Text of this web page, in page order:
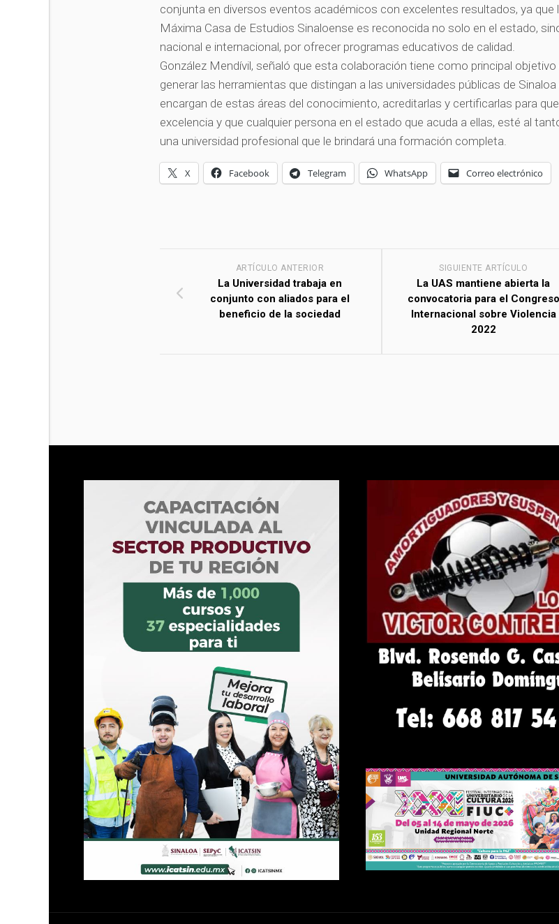
conjunta en diversos eventos académicos con excelentes resultados, ya que
Máxima Casa de Estudios Sinaloense es reconocida no solo en el estado,
nacional e internacional, por ofrecer programas educativos de calidad.
González Mendívil, señaló que esta colaboración tiene como principal objetivo
generar las herramientas que distingan a las universidades públicas de Sinaloa
encargan de estas áreas del conocimiento, acreditarlas y certificarlas para
excelencia y que cualquier persona en el estado que acuda a ellas, esté al
una universidad profesional que le brindará una formación completa.
X Facebook Telegram WhatsApp Correo electrónico
SIGUIENTE ARTÍCULO
La UAS mantiene abierta la
convocatoria para el Congreso
Internacional sobre Violencia
2022
ARTÍCULO ANTERIOR
La Universidad trabaja en
conjunto con aliados para el
beneficio de la sociedad